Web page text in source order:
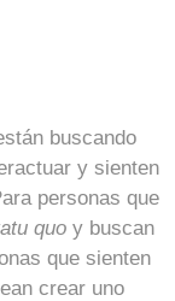
buscando
y sienten
personas que
quo y buscan
que sienten
crear uno